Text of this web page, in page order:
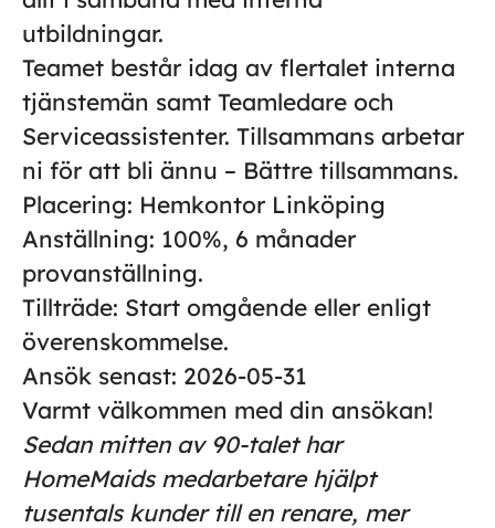
utbildningar.
Teamet består idag av flertalet interna
tjänstemän samt Teamledare och
Serviceassistenter. Tillsammans arbetar
ni för att bli ännu – Bättre tillsammans.
Placering: Hemkontor Linköping
Anställning: 100%, 6 månader
provanställning.
Tillträde: Start omgående eller enligt
överenskommelse.
Ansök senast: 2026-05-31
Varmt välkommen med din ansökan!
Sedan mitten av 90-talet har
HomeMaids medarbetare hjälpt
tusentals kunder till en renare, mer